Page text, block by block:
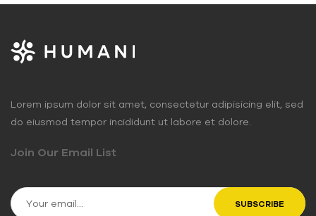
Lorem ipsum dolor sit amet, consectetur adipisicing elit, sed
do eiusmod tempor incididunt ut labore et dolore.
Join Our Email List